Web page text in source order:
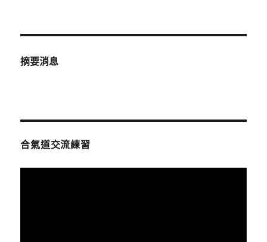
摘要消息
合氣道交流練習